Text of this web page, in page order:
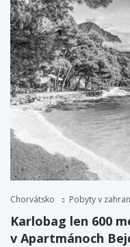
Chorvátsko Pobyty v
Karlobag len 600
v Apartmánoch